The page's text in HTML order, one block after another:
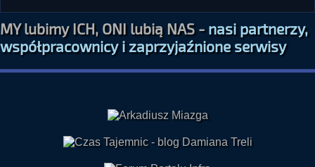
współpracownicy i zaprzyjaźnione serwisy